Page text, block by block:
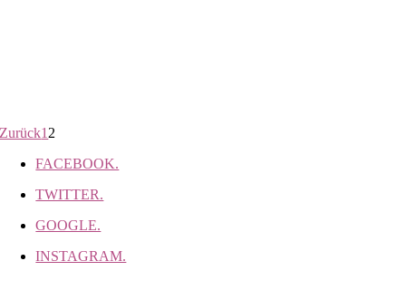
Zurück1 2
FACEBOOK.
TWITTER.
GOOGLE.
INSTAGRAM.